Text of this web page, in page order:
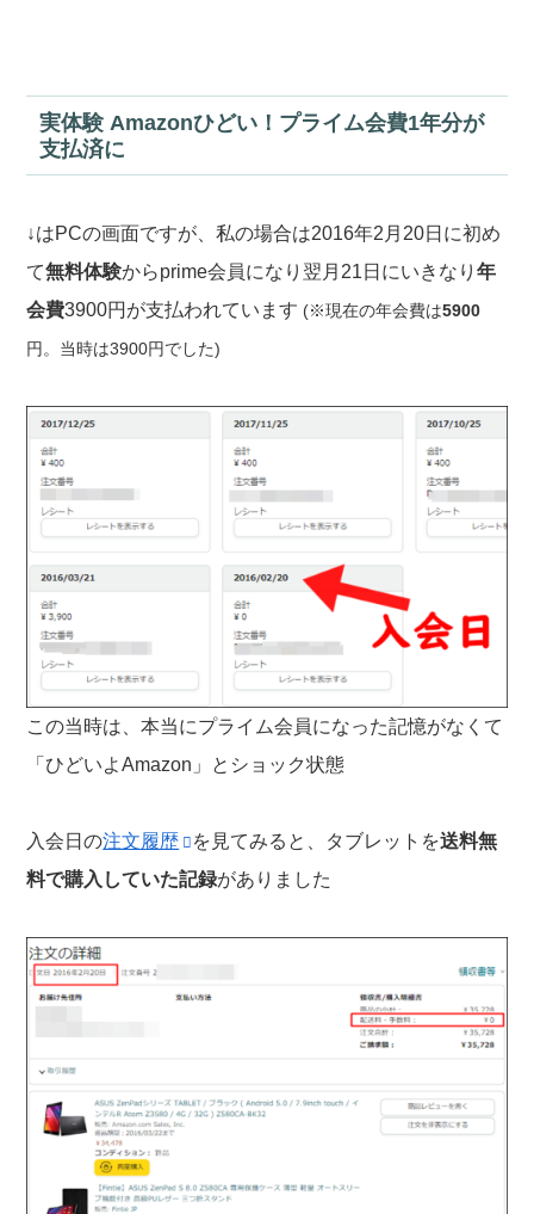
実体験 Amazonひどい！プライム会費1年分が
支払済に
↓はPCの画面ですが、私の場合は2016年2月20日に初め
て無料体験からprime会員になり翌月21日にいきなり年
会費3900円が支払われています (※現在の年会費は5900
円。当時は3900円でした)
この当時は、本当にプライム会員になった記憶がなくて
「ひどいよAmazon」とショック状態
入会日の注文履歴 を見てみると、タブレットを送料無
料で購入していた記録がありました